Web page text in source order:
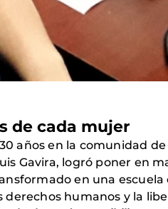
de cada mujer
años en la comunidad
Gavira, logró poner en
en una
humanos y la